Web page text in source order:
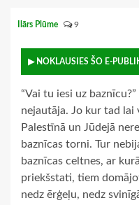
Ilārs Plūme 9
▶ NOKLAUSIES ŠO E-
“Vai tu iesi uz
nejautāja. Jo kur tad lai
Palestīnā un Jūdejā
baznīcas torni. Tur
baznīcas celtnes, ar
priekšstati, tiem
nedz ērģeļu, nedz